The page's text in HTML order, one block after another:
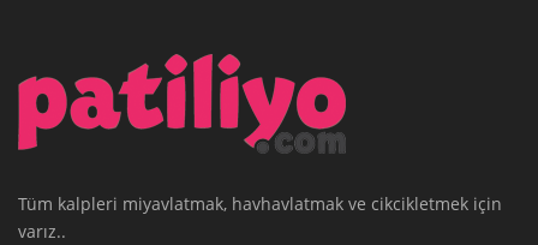
Tüm kalpleri miyavlatmak, havhavlatmak ve cikcikletmek için
varız..